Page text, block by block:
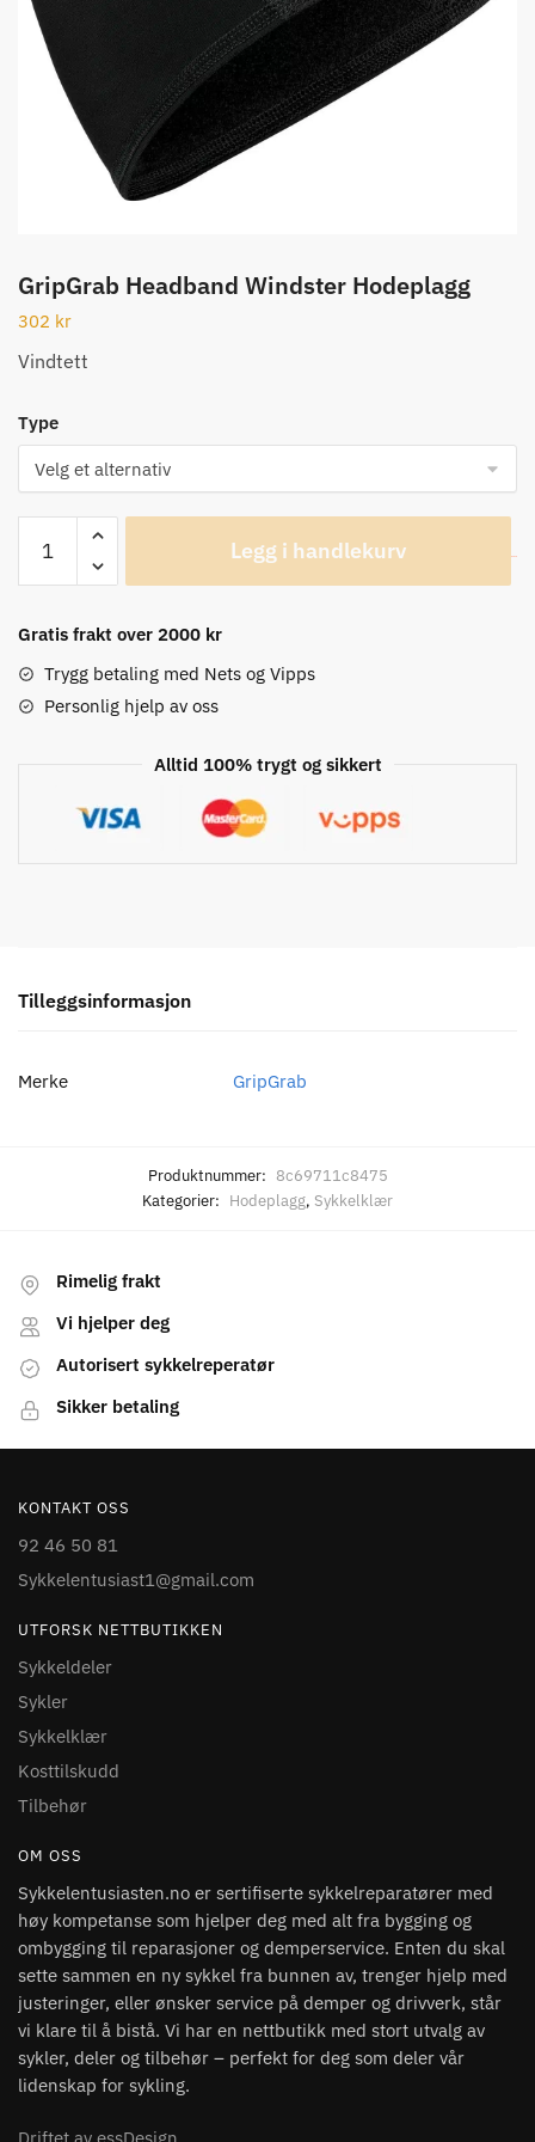
GripGrab Headband Windster Hodeplagg
302 kr
Vindtett
Type
Headband
Windster
antall
Legg i handlekurv
Gratis frakt over 2000 kr
Trygg betaling med Nets og Vipps
Personlig hjelp av oss
Alltid 100% trygt og sikkert
Tilleggsinformasjon
Merke GripGrab
Produktnummer: 8c69711c8475
Kategorier: Hodeplagg, Sykkelklær
Rimelig frakt
Vi hjelper deg
Autorisert sykkelreperatør
Sikker betaling
KONTAKT OSS
92 46 50 81
Sykkelentusiast1@gmail.com
UTFORSK NETTBUTIKKEN
Sykkeldeler
Sykler
Sykkelklær
Kosttilskudd
Tilbehør
OM OSS
Sykkelentusiasten.no er sertifiserte sykkelreparatører med
høy kompetanse som hjelper deg med alt fra bygging og
ombygging til reparasjoner og demperservice. Enten du skal
sette sammen en ny sykkel fra bunnen av, trenger hjelp med
justeringer, eller ønsker service på demper og drivverk, står
vi klare til å bistå. Vi har en nettbutikk med stort utvalg av
sykler, deler og tilbehør – perfekt for deg som deler vår
lidenskap for sykling.